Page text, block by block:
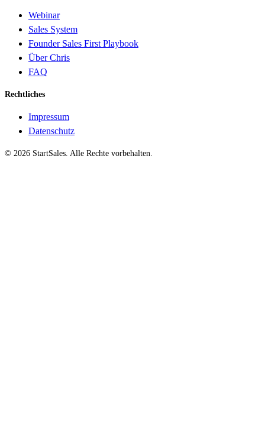
Webinar
Sales System
Founder Sales First Playbook
Über Chris
FAQ
Rechtliches
Impressum
Datenschutz
© 2026 StartSales. Alle Rechte vorbehalten.